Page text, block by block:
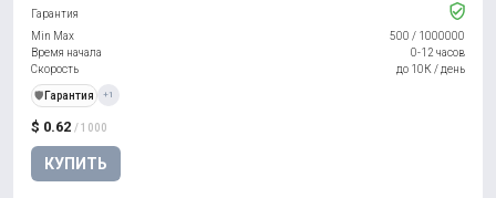
$ 0.62 / 1000
КУПИТЬ
Гарантия
Min Max
500 / 1000000
Время начала
0-12 часов
Скорость
до 10К / день
️🛡️ Гарантия +1